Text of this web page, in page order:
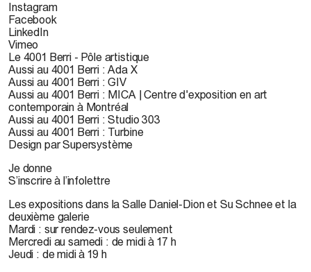
Instagram
Facebook
LinkedIn
Vimeo
Le 4001 Berri - Pôle artistique
Aussi au 4001 Berri : Ada X
Aussi au 4001 Berri : GIV
Aussi au 4001 Berri : MICA | Centre d'exposition en art
contemporain à Montréal
Aussi au 4001 Berri : Studio 303
Aussi au 4001 Berri : Turbine
Design par Supersystème
Je donne
S’inscrire à l’infolettre
Les expositions dans la Salle Daniel-Dion et Su Schnee et la
deuxième galerie
Mardi : sur rendez-vous seulement
Mercredi au samedi : de midi à 17 h
Jeudi : de midi à 19 h